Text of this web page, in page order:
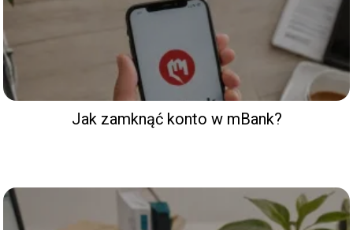
Jak zamknąć konto w mBank?